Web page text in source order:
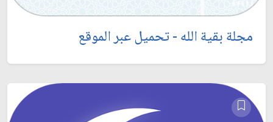
مجلة بقية الله - تحميل عبر الموقع